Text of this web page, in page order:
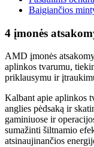
Baigiančios
4 įmonės
AMD įmonės
aplinkos tvarumu,
priklausymu ir
Kalbant apie aplinkos
anglies pėdsaką ir
gaminiuose ir
sumažinti šiltnamio
atsinaujinančios